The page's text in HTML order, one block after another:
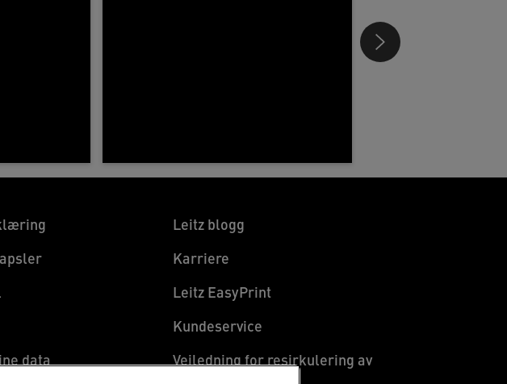
data
Leitz blogg
Karriere
Leitz EasyPrint
Kundeservice
Veiledning for resirkulering av